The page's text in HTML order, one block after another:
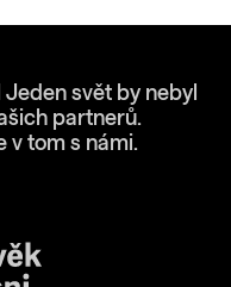
svět by nebyl
partnerů.
v tom s námi.